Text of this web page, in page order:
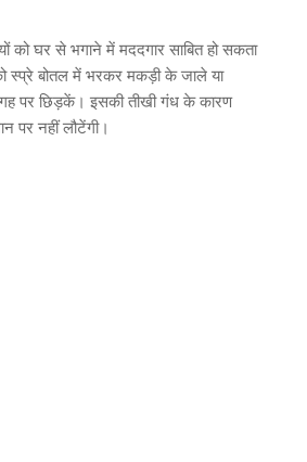
को घर से भगाने में मददगार साबित हो सकता
स्प्रे बोतल में भरकर मकड़ी के जाले या
पर छिड़कें। इसकी तीखी गंध के कारण
पर नहीं लौटेंगी।